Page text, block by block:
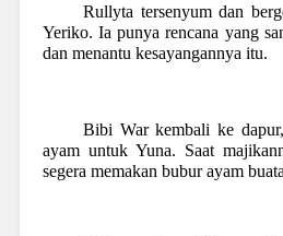
Rullyta tersenyum dan
Yeriko. Ia punya rencana yang
dan menantu kesayangannya itu.
Bibi War kembali ke
ayam untuk Yuna. Saat
segera memakan bubur ayam